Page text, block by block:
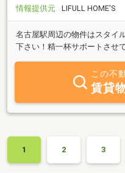
情報提供元
LIFULL HOME'S
名古屋駅周辺の物件はスタイ
下さい！精一杯サポートさせ
この不
賃貸
1 2 3